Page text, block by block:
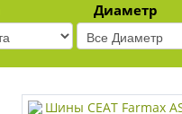
Диаметр